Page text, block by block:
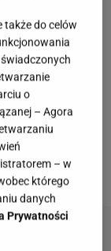
jej jeszcze
Julia
dawna
się bez
także do celów
o
– Agora
– w
którego
danych
Prywatności